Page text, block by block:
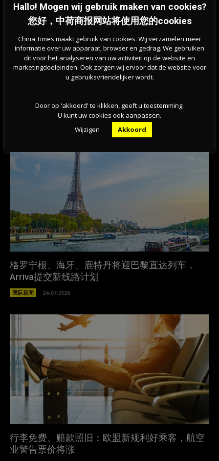
相关文章
格罗宁根、海牙、鹿特丹将迎巴黎直达列车，
Arriva提交新线路计划
国际新闻 24-07-2026
行李免费、赔款照旧：欧盟新规利好乘客，航空
业警告票价将涨
Hallo! Mogen wij gebruik maken van cookies?
您好，中荷商报网站将使用您的cookies
China Times maakt gebruik van cookies. Wij verzamelen meer
informatie over uw apparaat, browser en gedrag. We gebruiken
dit voor het analyseren van uw activiteit op de website en
marketingdoeleinden. Ook zorgen wij ervoor dat de website voor
u gebruiksvriendelijker wordt.
Door op 'akkoord' te klikken, geeft u toestemming.
U kunt uw cookies ook aanpassen.
Wijzigen
Akkoord